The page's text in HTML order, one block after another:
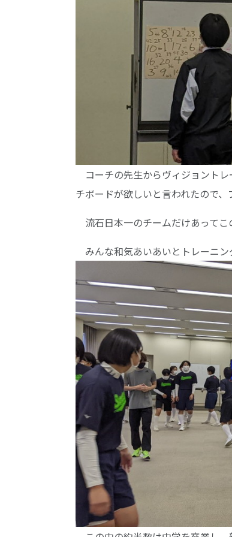
コーチの先生からヴィジョント
チボードが欲しいと言われたので
流石日本一のチームだけあって
みんな和気あいあいとトレーニ